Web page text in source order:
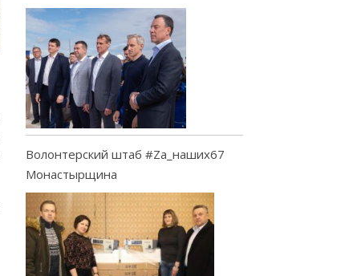
Волонтерский штаб #Za_наших67
Монастырщина